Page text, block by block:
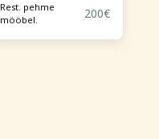
Rest. pehme
mööbel.
200€